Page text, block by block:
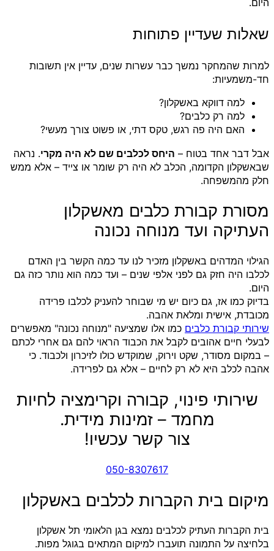
שאלות שעדיין פתוחות
למרות שהמחקר נמשך כבר עשרות שנים, עדיין אין תשובות
חד-משמעיות:
למה דווקא באשקלון?
למה רק כלבים?
האם היה פה רגש, טקס דתי, או פשוט צורך מעשי?
אבל דבר אחד בטוח – היחס לכלבים שם לא היה מקרי. נראה
שבאשקלון הקדומה, הכלב לא היה רק שומר או צייד – אלא ממש
חלק מהמשפחה.
מסורת קבורת כלבים מאשקלון
העתיקה ועד מנוחה נכונה
הגילוי המדהים באשקלון מזכיר לנו עד כמה הקשר בין האדם
לכלבו היה חזק גם לפני אלפי שנים – ועד כמה הוא נותר כזה גם
היום.
בדיוק כמו אז, גם כיום יש מי שבוחר להעניק לכלבו פרידה
מכובדת, אישית ומלאת אהבה.
שירותי קבורת כלבים כמו אלו שמציעה "מנוחה נכונה" מאפשרים
לבעלי חיים אהובים לקבל את הכבוד הראוי להם גם אחרי לכתם
– במקום מסודר, שקט וירוק, שמוקדש כולו לזיכרון ולכבוד. כי
אהבה לכלב היא לא רק לחיים – אלא גם לפרידה.
שירותי פינוי, קבורה וקרימציה לחיות
מחמד – זמינות מידית.
צור קשר עכשיו!
050-8307617
מיקום בית הקברות לכלבים באשקלון
בית הקברות העתיק לכלבים נמצא בגן הלאומי תל אשקלון
בלחיצה על התמונה תועברו למיקום המתאים בגוגל מפות.